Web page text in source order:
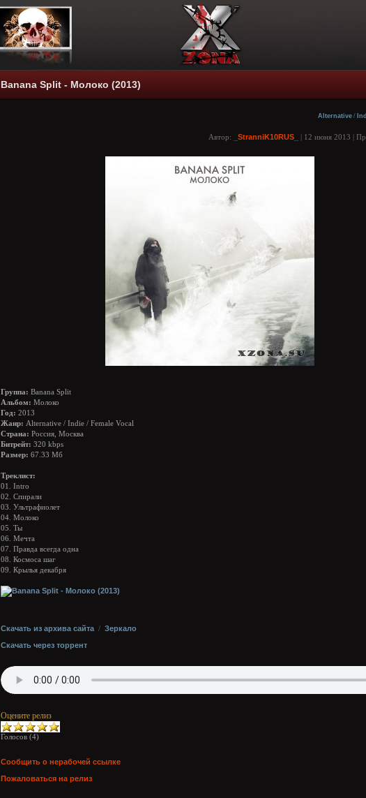
Banana Split - Молоко (2013)
Alternative /
Автор: _StranniK10RUS_ | 12 июня 2013 |
Группа: Banana Split
Альбом: Молоко
Год: 2013
Жанр: Alternative / Indie / Female Vocal
Страна: Россия, Москва
Битрейт: 320 kbps
Размер: 67.33 Мб
Треклист:
01. Intro
02. Спирали
03. Ультрафиолет
04. Молоко
05. Ты
06. Мечта
07. Правда всегда одна
08. Космоса шаг
09. Крылья декабря
Скачать из архива сайта / Зеркало
Скачать через торрент
Оцените релиз
Голосов (4)
Сообщить о нерабочей ссылке
Пожаловаться на релиз